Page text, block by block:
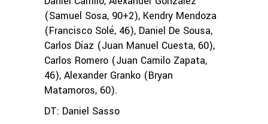
(Samuel Sosa, 90+2), Kendry Mendoza
(Francisco Solé, 46), Daniel De Sousa,
Carlos Díaz (Juan Manuel Cuesta, 60),
Carlos Romero (Juan Camilo Zapata,
46), Alexander Granko (Bryan
Matamoros, 60).
DT: Daniel Sasso